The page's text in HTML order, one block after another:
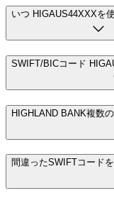
いつ HIGAUS44XXXを
SWIFT/BICコード
HIGHLAND BANK複数
間違ったSWIFTコード